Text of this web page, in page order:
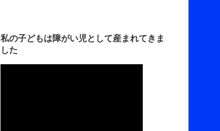
私の子どもは障がい児として産まれてきま
した